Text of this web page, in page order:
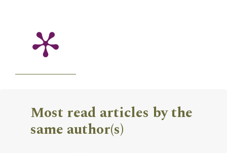
Most read articles by the
same author(s)